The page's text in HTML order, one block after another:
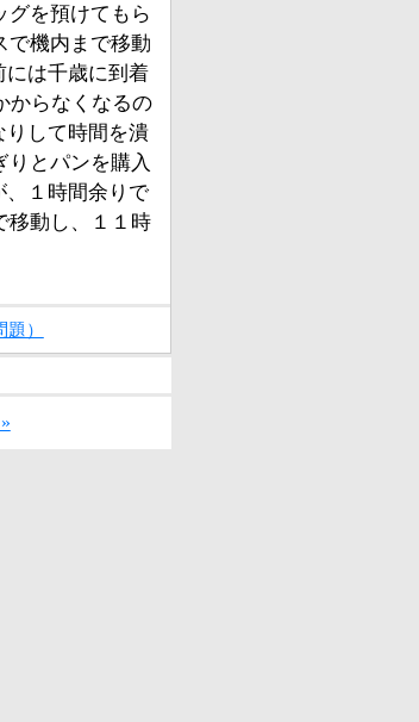
グを預けてもら
で機内まで移動
には千歳に到着
からなくなるの
りして時間を潰
りとパンを購入
、１時間余りで
移動し、１１時
）